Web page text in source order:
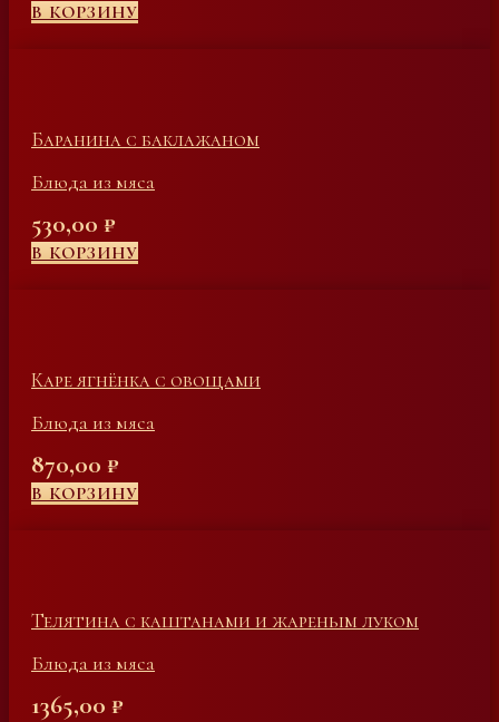
В КОРЗИНУ
Баранина с баклажаном
Блюда из мяса
530,00 ₽
В КОРЗИНУ
Каре ягнёнка с овощами
Блюда из мяса
870,00 ₽
В КОРЗИНУ
Телятина с каштанами и жареным луком
Блюда из мяса
1365,00 ₽